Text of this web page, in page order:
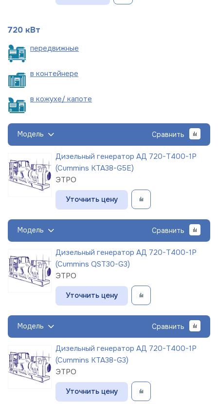
720 кВт
передвижные
в контейнере
в кожухе/ капоте
Модель Сравнить
Дизельный генератор АД 720-Т400-1Р
(Cummins KTA38-G5E)
ЭТРО
Уточнить цену
Модель Сравнить
Дизельный генератор АД 720-Т400-1Р
(Cummins QST30-G3)
ЭТРО
Уточнить цену
Модель Сравнить
Дизельный генератор АД 720-Т400-1Р
(Cummins KTA38-G3)
ЭТРО
Уточнить цену